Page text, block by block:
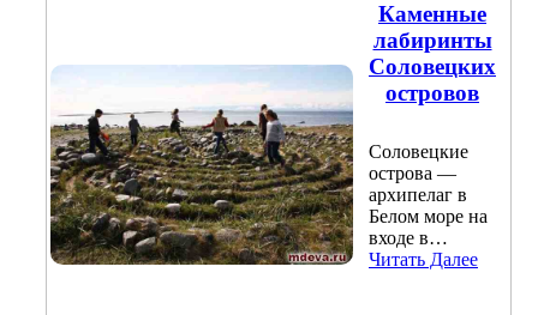
Каменные
лабиринты
Соловецких
островов
Соловецкие
острова —
архипелаг в
Белом море на
входе в…
Читать Далее